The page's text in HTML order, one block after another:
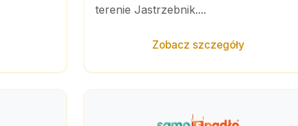
terenie Jastrzebnik....
Zobacz szczegóły